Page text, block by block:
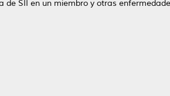
SII en un miembro y otras